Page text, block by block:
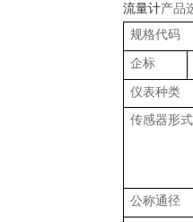
流量计产品
规格代码
企标
仪表种类
传感器形式
公称通径